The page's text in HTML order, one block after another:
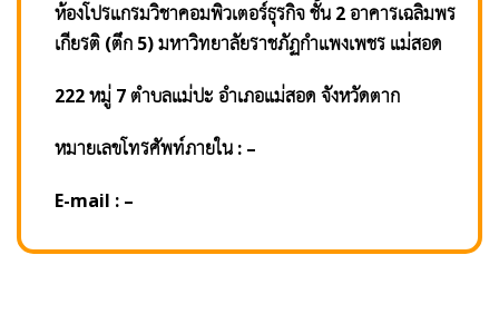
ห้องโปรแกรมวิชาคอมพิวเตอร์ธุรกิจ ชั้น 2 อาคารเฉลิมพร
เกียรติ (ตึก 5) มหาวิทยาลัยราชภัฏกำแพงเพชร แม่สอด
222 หมู่ 7 ตำบลแม่ปะ อำเภอแม่สอด จังหวัดตาก
หมายเลขโทรศัพท์ภายใน : –
E-mail : –